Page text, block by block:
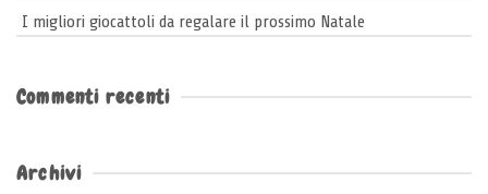
I migliori giocattoli da regalare il prossimo Natale
Commenti recenti
Archivi